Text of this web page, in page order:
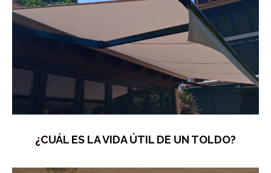
¿CUÁL ES LA VIDA ÚTIL DE UN TOLDO?